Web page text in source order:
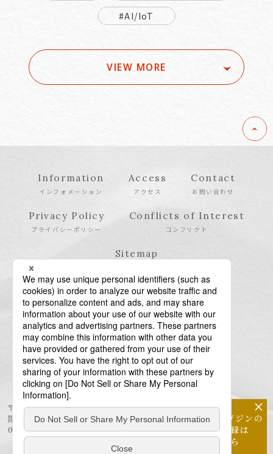
#AI/IoT
VIEW MORE
Information
インフォメーション
Access
アクセス
Contact
お問い合わせ
Privacy Policy
プライバシーポリシー
Conflicts of Interest
コンフリクト
Sitemap
〒106-6123 東京都港区六本木6-10-1 六本木ヒルズ森タワー23
階
03-6438-5511（代表） / 03-6438-5611（特許・商標）
×
メールマガジンの
配信登録は
こちら